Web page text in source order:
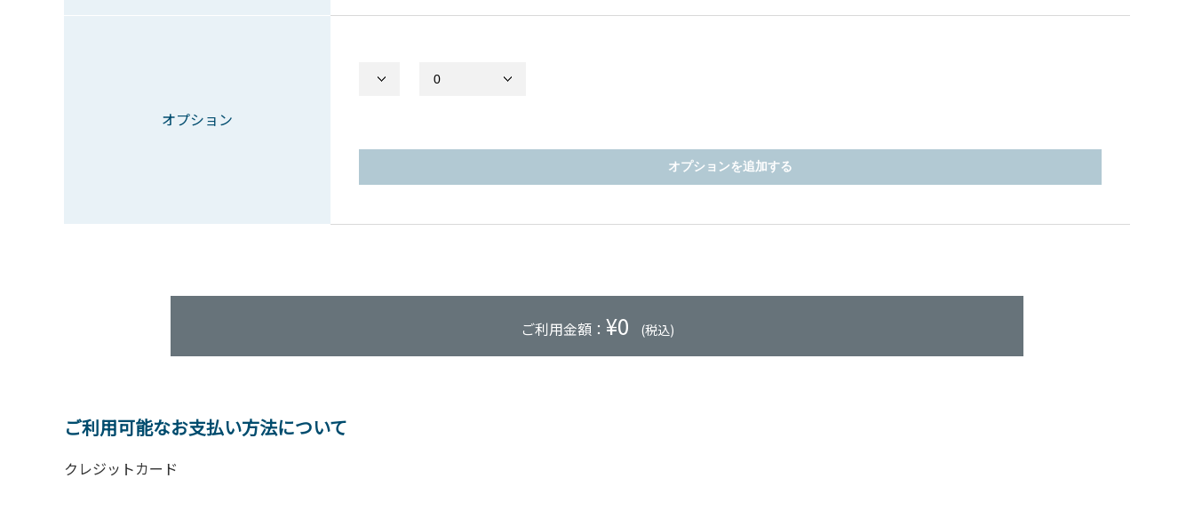
オプション
オプションを追加する
ご利用金額： ¥0 (税込)
ご利用可能なお支払い方法について
クレジットカード